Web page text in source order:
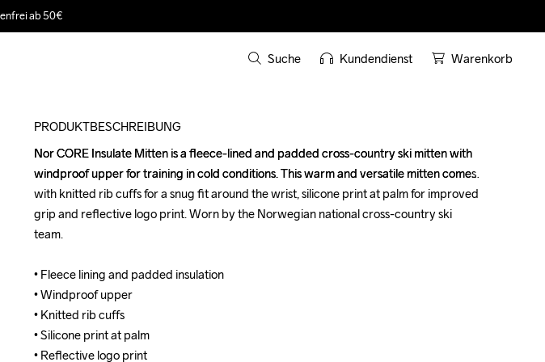
ab 50€
Suche Kundendienst Warenkorb
PRODUKTBESCHREIBUNG
Nor CORE Insulate Mitten is a fleece-lined and padded cross-country ski mitten with
windproof upper for training in cold conditions. This warm and versatile mitten comes
with knitted rib cuffs for a snug fit around the wrist, silicone print at palm for improved
grip and reflective logo print. Worn by the Norwegian national cross-country ski
team.
• Fleece lining and padded insulation
• Windproof upper
• Knitted rib cuffs
• Silicone print at palm
• Reflective logo print
Nor CORE Insulate Mitten is a fleece-lined and padded cross-country ski mitten with
windproof upper for training in cold conditions. This warm and versatile mitten comes
with knitted rib cuffs for a snug fit around the wrist, silicone print at palm for improved
grip and reflective logo print. Worn by the Norwegian national cross-country ski
team.
• Fleece lining and padded insulation
• Windproof upper
• Knitted rib cuffs
• Silicone print at palm
• Reflective logo print